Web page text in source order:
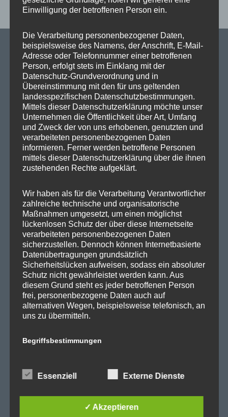
SPD Links
SPD in Europaparlament
SPD Deutschland
SPD Bundestragsfraktion
SPD Berlin
SPD Reinickendorf
SPD Fraktion in der BVV
SPD Berliner Mitte
Wichtige Links
SPD in Startseite
Datenschutzerklärung
Abgeordnetenhaus
Aktuelles
Einwilligung der betroffenen Person ein.
Die Verarbeitung personenbezogener Daten,
beispielsweise des Namens, der Anschrift, E-Mail-
Adresse oder Telefonnummer einer betroffenen
Person, erfolgt stets im Einklang mit der
Datenschutz-Grundverordnung und in
Übereinstimmung mit den für uns geltenden
landesspezifischen Datenschutzbestimmungen.
Mittels dieser Datenschutzerklärung möchte unser
Unternehmen die Öffentlichkeit über Art, Umfang
und Zweck der von uns erhobenen, genutzten und
verarbeiteten personenbezogenen Daten
informieren. Ferner werden betroffene Personen
mittels dieser Datenschutzerklärung über die ihnen
zustehenden Rechte aufgeklärt.
Wir haben als für die Verarbeitung Verantwortlicher
zahlreiche technische und organisatorische
Maßnahmen umgesetzt, um einen möglichst
lückenlosen Schutz der über diese Internetseite
verarbeiteten personenbezogenen Daten
sicherzustellen. Dennoch können Internetbasierte
Datenübertragungen grundsätzlich
Sicherheitslücken aufweisen, sodass ein absoluter
Schutz nicht gewährleistet werden kann. Aus
diesem Grund steht es jeder betroffenen Person
frei, personenbezogene Daten auch auf
alternativen Wegen, beispielsweise telefonisch, an
uns zu übermitteln.
Begriffsbestimmungen
Begrifflichkeiten, die durch den Europäischen
verwendet wurden. Unsere Datenschutzerklärung
soll sowohl für die Öffentlichkeit als auch für
Essenziell Externe Dienste
✓ Akzeptieren